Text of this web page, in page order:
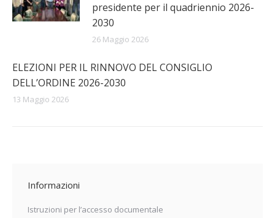
presidente per il quadriennio 2026-
2030
26 Maggio 2026
ELEZIONI PER IL RINNOVO DEL CONSIGLIO
DELL’ORDINE 2026-2030
13 Maggio 2026
Informazioni
Istruzioni per l’accesso documentale